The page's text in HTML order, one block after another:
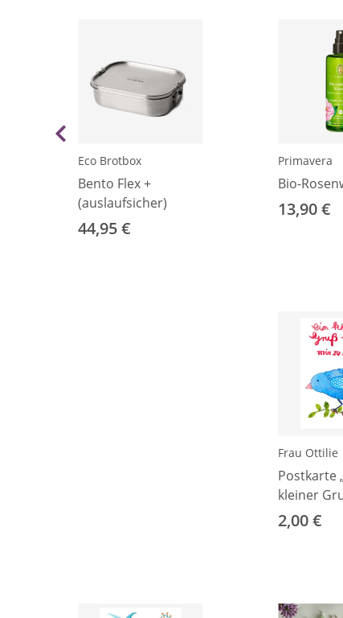
Eco Brotbox
Bento Flex +
(auslaufsicher)
44,95 €
Primavera
Bio-
13,90 €
Frau Ottilie
Postkarte
kleiner
(Vogel)
2,00 €